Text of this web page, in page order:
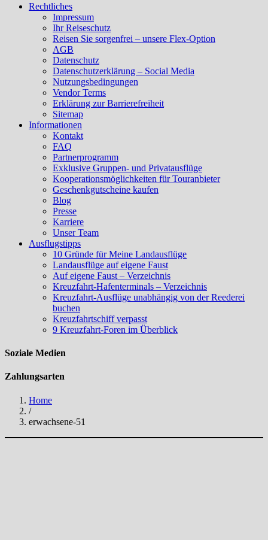
Rechtliches
Impressum
Ihr Reiseschutz
Reisen Sie sorgenfrei – unsere Flex-Option
AGB
Datenschutz
Datenschutzerklärung – Social Media
Nutzungsbedingungen
Vendor Terms
Erklärung zur Barrierefreiheit
Sitemap
Informationen
Kontakt
FAQ
Partnerprogramm
Exklusive Gruppen- und Privatausflüge
Kooperationsmöglichkeiten für Touranbieter
Geschenkgutscheine kaufen
Blog
Presse
Karriere
Unser Team
Ausflugstipps
10 Gründe für Meine Landausflüge
Landausflüge auf eigene Faust
Auf eigene Faust – Verzeichnis
Kreuzfahrt-Hafenterminals – Verzeichnis
Kreuzfahrt-Ausflüge unabhängig von der Reederei
buchen
Kreuzfahrtschiff verpasst
9 Kreuzfahrt-Foren im Überblick
Soziale Medien
Zahlungsarten
Home
/
erwachsene-51